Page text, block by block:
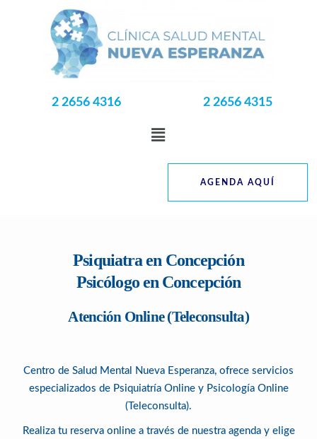
2 2656 4316 2 2656 4315
AGENDA AQUÍ
Psiquiatra en Concepción
Psicólogo en Concepción
Atención Online (Teleconsulta)
Centro de Salud Mental Nueva Esperanza, ofrece servicios
especializados de Psiquiatría Online y Psicología Online
(Teleconsulta).
Realiza tu reserva online a través de nuestra agenda y elige